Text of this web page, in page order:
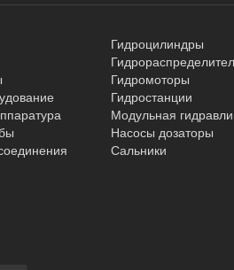
Гидроцилиндры
Гидромоторы
Гидростанции
Модульная
Насосы дозаторы
Сальники